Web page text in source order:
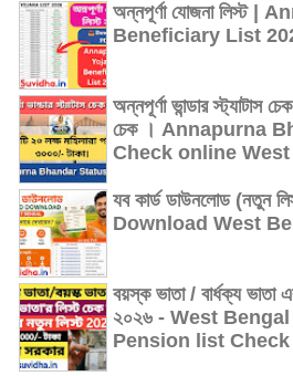
অন্নপূর্ণা যোজনা লিস্ট
Beneficiary List
অন্নপূর্ণা ভান্ডার স্ট্যাটাস
চেক । Annapurna
Check online West
যব কার্ড ডাউনলোড (নতুন
Download West
বয়স্ক ভাতা / বার্ধক্য ভাতা
২০২৬ - West
Pension list Check